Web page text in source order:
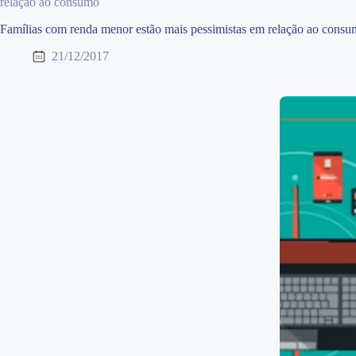
Famílias com renda menor estão mais pessimistas em relação ao
21/12/2017